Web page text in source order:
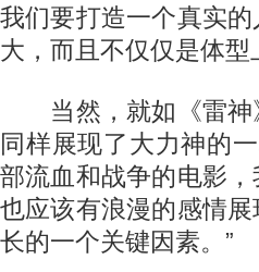
我们要打造一个真实
大，而且不仅仅是体型
当然，就如《雷神
同样展现了大力神的
部流血和战争的电影
也应该有浪漫的感情
长的一个关键因素。”